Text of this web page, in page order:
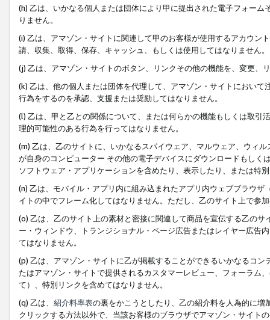
(h) 乙は、いかなる個人または団体により甲に提出された電子フォー
りません。
(i) 乙は、アマゾン・サイトに関連して甲のお客様が使用するアカウン
請、収集、取得、保存、キャッシュ、もしくは使用してはなりません。
(j) 乙は、アマゾン・サイトのボタン、リンクその他の機能を、変更、
(k) 乙は、他の個人または団体を代理して、アマゾン・サイトにおい
行為をするのを承認、支援または奨励してはなりません。
(l) 乙は、甲と乙との関係について、または何らかの機能もしくは取
理的可能性のある行為を行ってはなりません。
(m) 乙は、乙のサイトに、いかなるスパイウェア、マルウェア、ウィ
が自身のコンピューター その他の電子デバイスにダウンロードもし
ソフトウェア・アプリケーションを含めたり、表示したり、または特
(n) 乙は、モバイル・アプリ内に組み込まれたアプリ内ウェブブラウ
イトの中でフレーム化してはなりません。ただし、乙のサイト上で参
(o) 乙は、乙のサイト上の素材と密接に関連して商品を宣伝する乙の
ー・ウィンドウ、トランジショナル・ページ広告またはレイヤー広告
てはなりません。
(p) 乙は、アマゾン・サイトに乙が掲載することができるいかなるコ
たはアマゾン・サイトで提供されるカスタマーレビュー、フォーラム
て）、特別リンクを含めてはなりません。
(q) 乙は、 紹介料率表の裏をかこうとしたり、乙の紹介料を人為的に
クリックする方法以外で、当該お客様のブラウザでアマゾン・サイト